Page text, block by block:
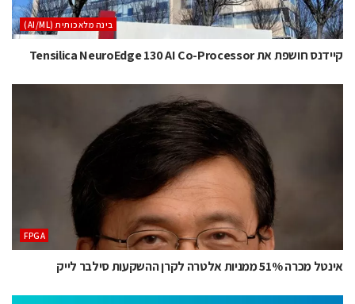
בינה מלאכותית (AI/ML)
קיידנס חושפת את Tensilica NeuroEdge 130 AI Co-Processor
‫‪FPGA‬‬
אינטל מכרה 51% ממניות אלטרה לקרן ההשקעות סילבר לייק